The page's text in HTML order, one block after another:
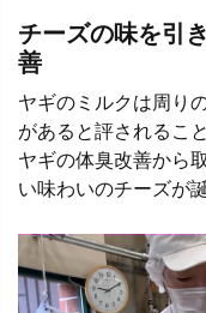
チーズの味を引
善
ヤギのミルクは周り
があると評されるこ
ヤギの体臭改善から
い味わいのチーズが